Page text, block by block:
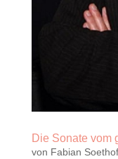
Die Sonate vom
von Fabian Soethof